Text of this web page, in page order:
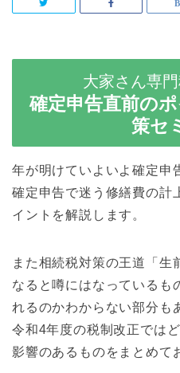
大家さん専
確定申告直前の
策セ
年が明けていよいよ確定申
確定申告で迷う修繕費の計
イントを解説します。
また相続税対策の王道「生
なると噂にはなっているも
れるのかわからない部分も
令和4年度の税制改正では
影響のあるものをまとめて